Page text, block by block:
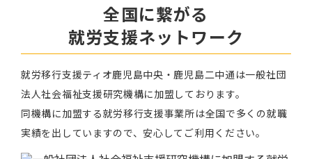
全国に繋がる
就労⽀援ネットワーク
就労移⾏⽀援ティオ⿅児島中央・鹿児島二中通は⼀般社団
法⼈社会福祉⽀援研究機構に加盟しております。
同機構に加盟する就労移⾏⽀援事業所は全国で多くの就職
実績を出していますので、安⼼してご利⽤ください。